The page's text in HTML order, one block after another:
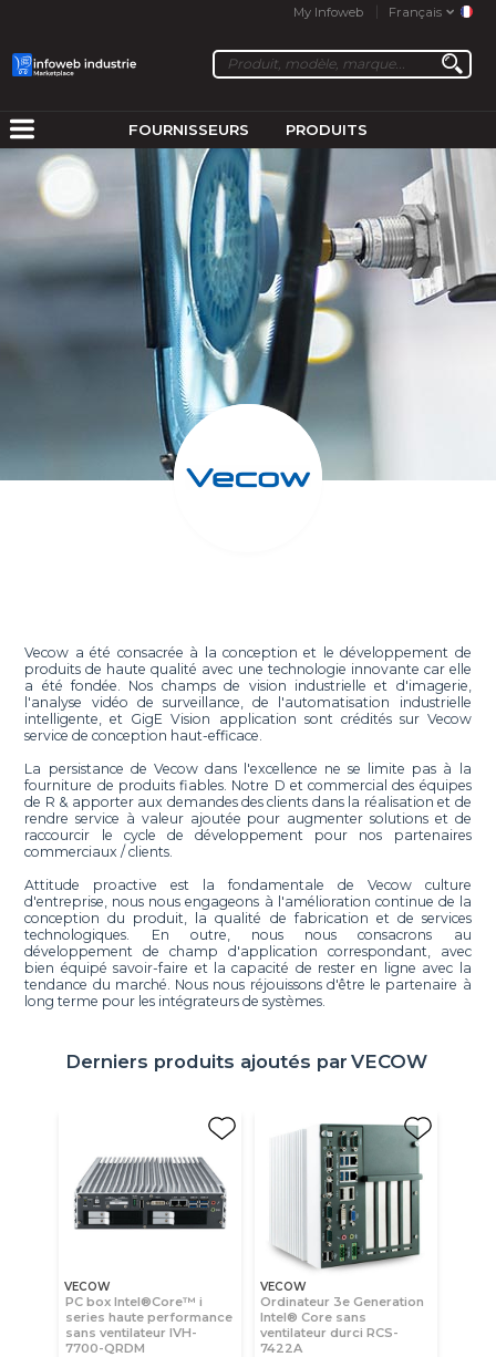
My Infoweb Français
FOURNISSEURS PRODUITS
Vecow a été consacrée à la conception et le développement de
produits de haute qualité avec une technologie innovante car elle
a été fondée. Nos champs de vision industrielle et d'imagerie,
l'analyse vidéo de surveillance, de l'automatisation industrielle
intelligente, et GigE Vision application sont crédités sur Vecow
service de conception haut-efficace.
La persistance de Vecow dans l'excellence ne se limite pas à la
fourniture de produits fiables. Notre D et commercial des équipes
de R & apporter aux demandes des clients dans la réalisation et de
rendre service à valeur ajoutée pour augmenter solutions et de
raccourcir le cycle de développement pour nos partenaires
commerciaux / clients.
Attitude proactive est la fondamentale de Vecow culture
d'entreprise, nous nous engageons à l'amélioration continue de la
conception du produit, la qualité de fabrication et de services
technologiques. En outre, nous nous consacrons au
développement de champ d'application correspondant, avec
bien équipé savoir-faire et la capacité de rester en ligne avec la
tendance du marché. Nous nous réjouissons d'être le partenaire à
long terme pour les intégrateurs de systèmes.
Derniers produits ajoutés par VECOW
VECOW
PC box Intel®Core™ i
series haute performance
sans ventilateur IVH-
7700-QRDM
VECOW
Ordinateur 3e Generation
Intel® Core sans
ventilateur durci RCS-
7422A